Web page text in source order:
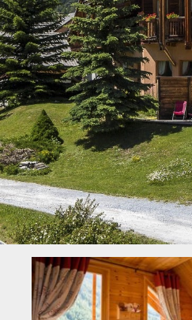
Névache
Accès